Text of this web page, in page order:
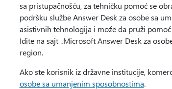
sa pristupačnošću, za tehničku pomoć se
podršku službe Answer Desk za osobe sa
asistivnih tehnologija i može da pruži
Idite na sajt „Microsoft Answer Desk za
region.
Ako ste korisnik iz državne institucije,
osobe sa umanjenim sposobnostima.